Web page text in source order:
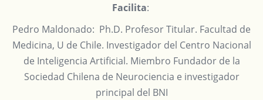
Facilita:
Pedro Maldonado: Ph.D. Profesor Titular. Facultad de
Medicina, U de Chile. Investigador del Centro Nacional
de Inteligencia Artificial. Miembro Fundador de la
Sociedad Chilena de Neurociencia e investigador
principal del BNI